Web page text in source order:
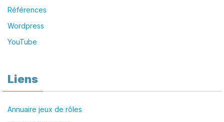
Références
Wordpress
YouTube
Liens
Annuaire jeux de rôles